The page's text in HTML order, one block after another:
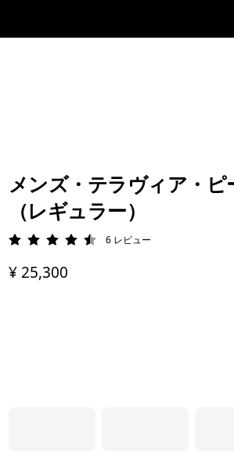
メンズ・テラヴィア・ピ
（レギュラー）
評価: 4.5 / 5
6 レビュー
¥ 25,300